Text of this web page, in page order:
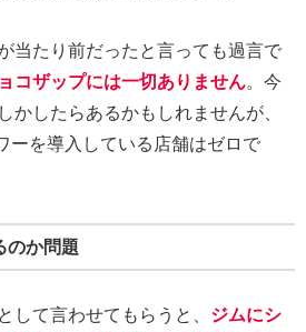
当たり前だったと言っても過言で
コザップには一切ありません。今
かしたらあるかもしれませんが、
ーを導入している店舗はゼロで
のか問題
して言わせてもらうと、 ジムにシ